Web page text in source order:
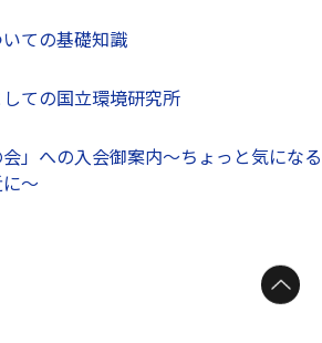
ての基礎知識
ての国立環境研究所
会」への入会御案内〜ちょっと気になる
〜